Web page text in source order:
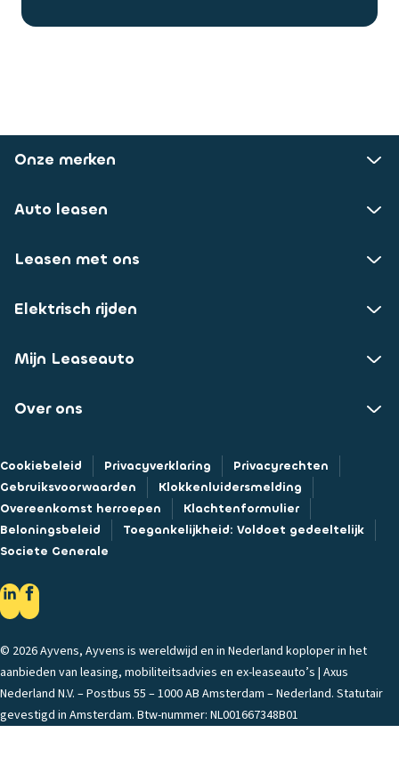
Onze merken
Auto leasen
Leasen met ons
Elektrisch rijden
Mijn Leaseauto
Over ons
Cookiebeleid Privacyverklaring
Privacyrechten
Gebruiksvoorwaarden
Klokkenluidersmelding
Overeenkomst herroepen
Klachtenformulier
Beloningsbeleid
Toegankelijkheid: Voldoet gedeeltelijk
Societe Generale
© 2026 Ayvens, Ayvens is wereldwijd en in Nederland koploper in het
aanbieden van leasing, mobiliteitsadvies en ex-leaseauto’s | Axus
Nederland N.V. – Postbus 55 – 1000 AB Amsterdam – Nederland. Statutair
gevestigd in Amsterdam. Btw-nummer: NL001667348B01